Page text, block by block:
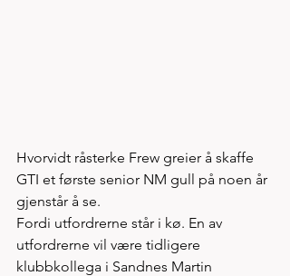
Hvorvidt råsterke Frew greier å skaffe
GTI et første senior NM gull på noen år
gjenstår å se.
Fordi utfordrerne står i kø. En av
utfordrerne vil være tidligere
klubbkollega i Sandnes Martin